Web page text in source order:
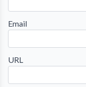
Email
URL